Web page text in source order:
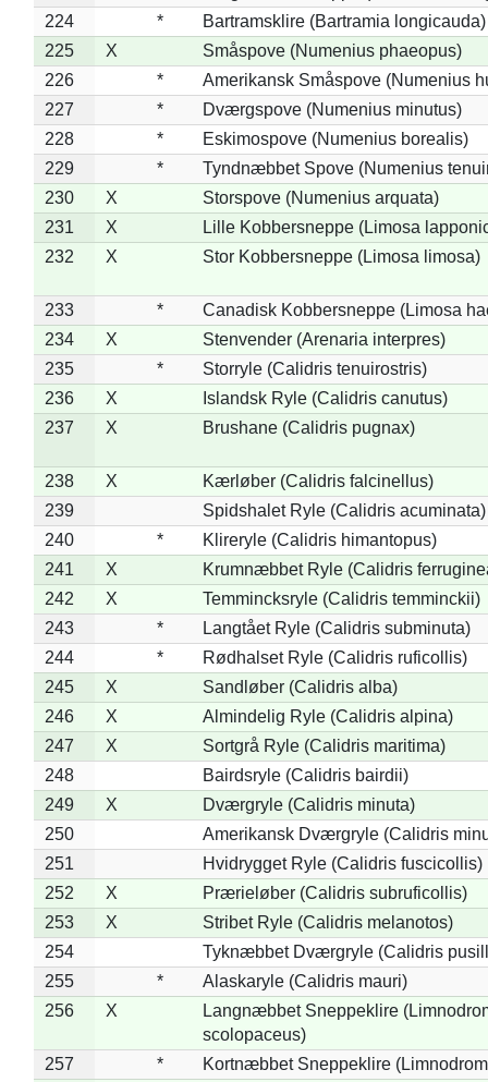
224
*
Bartramsklire (Bartramia longicauda)
225
X
Småspove (Numenius phaeopus)
226
*
Amerikansk Småspove (Numenius
227
*
Dværgspove (Numenius minutus)
228
*
Eskimospove (Numenius borealis)
229
*
Tyndnæbbet Spove (Numenius
230
X
Storspove (Numenius arquata)
231
X
Lille Kobbersneppe (Limosa
232
X Stor Kobbersneppe (Limosa limosa)
233 *
Canadisk Kobbersneppe (Limosa
234
X
Stenvender (Arenaria interpres)
235
*
Storryle (Calidris tenuirostris)
236
X
Islandsk Ryle (Calidris canutus)
237
X Brushane (Calidris pugnax)
238 X
Kærløber (Calidris falcinellus)
239
Spidshalet Ryle (Calidris acuminata)
240
*
Klireryle (Calidris himantopus)
241
X
Krumnæbbet Ryle (Calidris
242
X
Temmincksryle (Calidris temminckii)
243
*
Langtået Ryle (Calidris subminuta)
244
*
Rødhalset Ryle (Calidris ruficollis)
245
X
Sandløber (Calidris alba)
246
X
Almindelig Ryle (Calidris alpina)
247
X
Sortgrå Ryle (Calidris maritima)
248
Bairdsryle (Calidris bairdii)
249
X
Dværgryle (Calidris minuta)
250
Amerikansk Dværgryle (Calidris
251
Hvidrygget Ryle (Calidris fuscicollis)
252
X
Prærieløber (Calidris subruficollis)
253
X
Stribet Ryle (Calidris melanotos)
254
Tyknæbbet Dværgryle (Calidris
255
*
Alaskaryle (Calidris mauri)
256
X
Langnæbbet Sneppeklire
scolopaceus)
257
*
Kortnæbbet Sneppeklire